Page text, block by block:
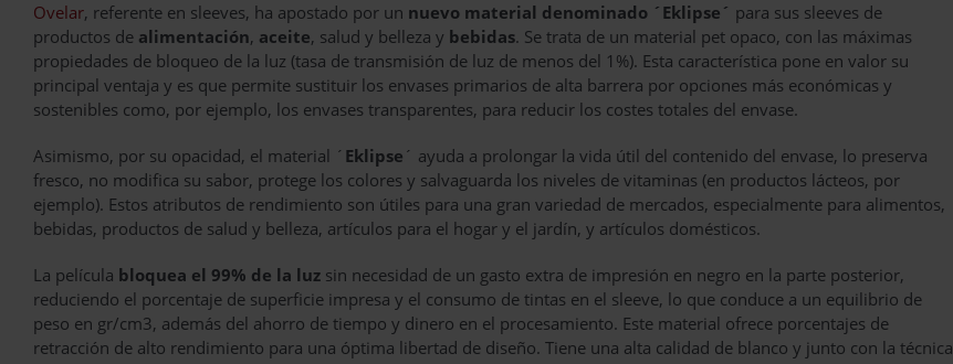
Ovelar, referente en sleeves, ha apostado por un nuevo material denominado ´Eklipse´ para sus sleeves de
productos de alimentación, aceite, salud y belleza y bebidas. Se trata de un material pet opaco, con las máximas
propiedades de bloqueo de la luz (tasa de transmisión de luz de menos del 1%). Esta característica pone en valor su
principal ventaja y es que permite sustituir los envases primarios de alta barrera por opciones más económicas y
sostenibles como, por ejemplo, los envases transparentes, para reducir los costes totales del envase.
Asimismo, por su opacidad, el material ´ Eklipse ´ ayuda a prolongar la vida útil del contenido del envase, lo preserva
fresco, no modifica su sabor, protege los colores y salvaguarda los niveles de vitaminas (en productos lácteos, por
ejemplo). Estos atributos de rendimiento son útiles para una gran variedad de mercados, especialmente para alimentos,
bebidas, productos de salud y belleza, artículos para el hogar y el jardín, y artículos domésticos.
La película bloquea el 99% de la luz sin necesidad de un gasto extra de impresión en negro en la parte posterior,
reduciendo el porcentaje de superficie impresa y el consumo de tintas en el sleeve, lo que conduce a un equilibrio de
peso en gr/cm3, además del ahorro de tiempo y dinero en el procesamiento. Este material ofrece porcentajes de
retracción de alto rendimiento para una óptima libertad de diseño. Tiene una alta calidad de blanco y junto con la técnica